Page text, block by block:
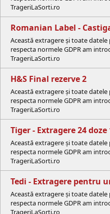
TrageriLaSorti.ro
Romanian Label -
Această extragere și toate
respecta normele GDPR am
TrageriLaSorti.ro
H&S Final rezerve 2
Această extragere și toate
respecta normele GDPR am
TrageriLaSorti.ro
Tiger - Extragere 24 doze
Această extragere și toate
respecta normele GDPR am
TrageriLaSorti.ro
Tedi - Extragere pentru
Această extragere și toate
respecta normele GDPR am
TrageriLaSorti.ro